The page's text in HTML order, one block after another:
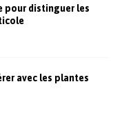
pour distinguer les
avec les plantes